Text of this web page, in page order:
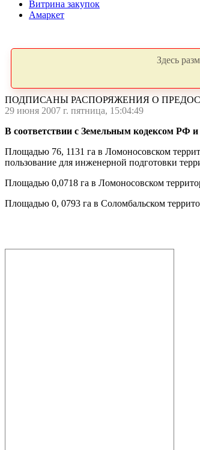
Витрина закупок
Амаркет
Здесь
ПОДПИСАНЫ РАСПОРЯЖЕНИЯ О
29 июня 2007 г. пятница, 15:04:49
В соответствии с Земельным кодексом РФ
Площадью 76, 1131 га в Ломоносовском
пользование для инженерной подготовки
Площадью 0,0718 га в Ломоносовском
Площадью 0, 0793 га в Соломбальском